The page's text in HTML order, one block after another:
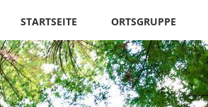
überspringen
STARTSEITE ORTSGRUPPE